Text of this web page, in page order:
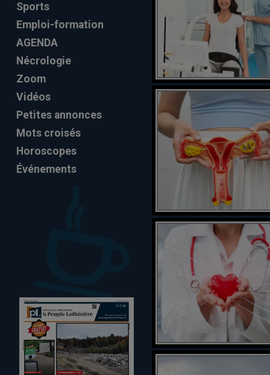
Sports
Emploi-formation
AGENDA
Nécrologie
Zoom
Vidéos
Petites annonces
Mots croisés
Horoscopes
Événements